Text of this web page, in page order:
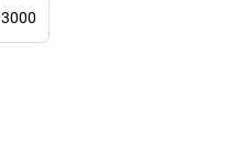
3000